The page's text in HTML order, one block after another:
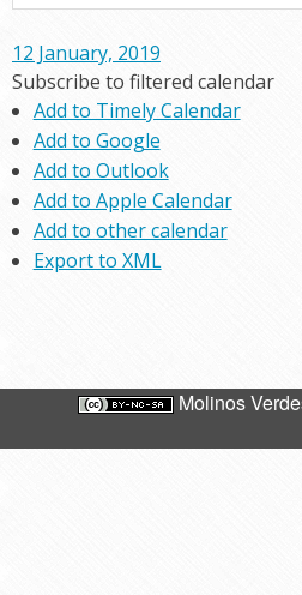
12 January, 2019
Subscribe to filtered calendar
Add to Timely Calendar
Add to Google
Add to Outlook
Add to Apple Calendar
Add to other calendar
Export to XML
Molinos